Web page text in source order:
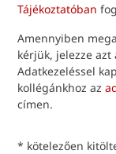
Tájékoztatóban
Amennyiben
kérjük, jelezze azt
Adatkezeléssel
kollégánkhoz az
címen.
* kötelezően